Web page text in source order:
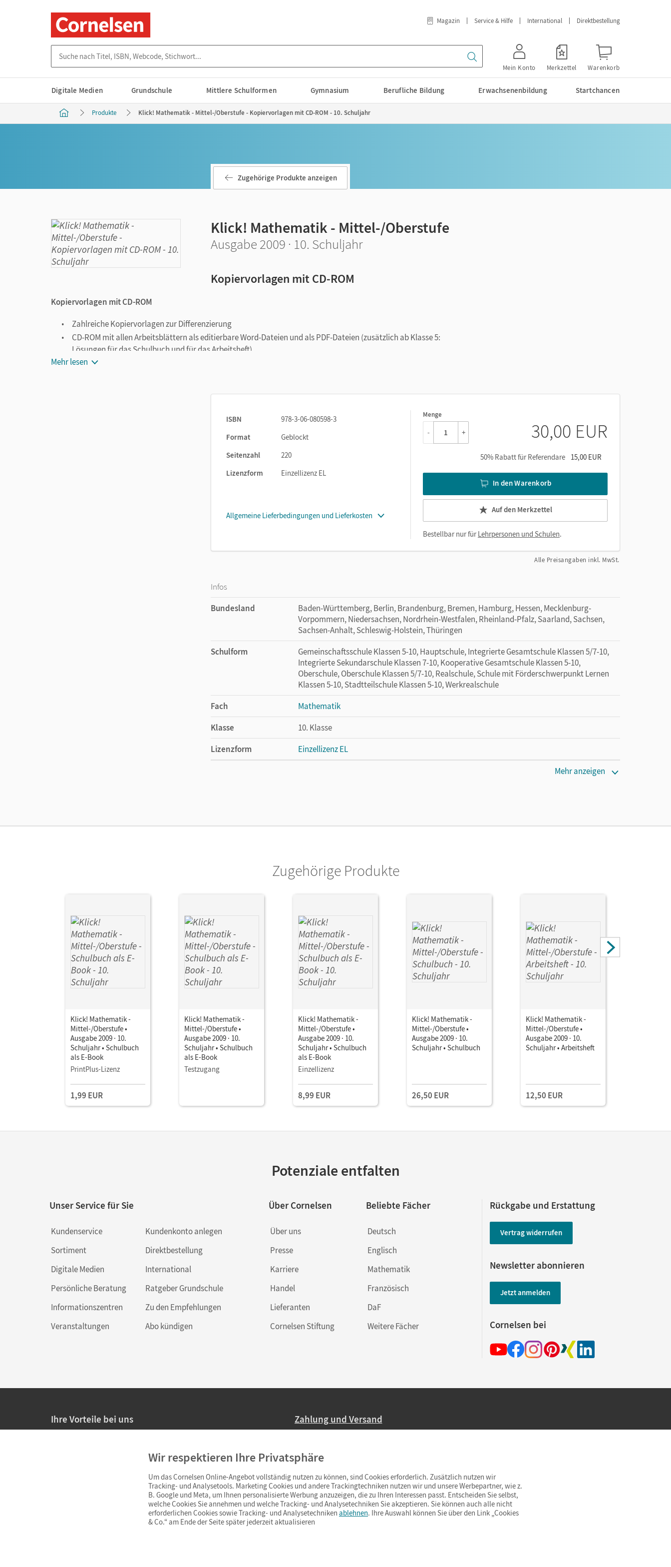
Magazin Service & Hilfe International Direktbestellung
Mein Konto Merkzettel Warenkorb
Digitale Medien Grundschule Mittlere Schulformen Gymnasium Berufliche Bildung Erwachsenenbildung Startchancen
Produkte Klick! Mathematik - Mittel-/Oberstufe - Kopiervorlagen mit CD-ROM - 10. Schuljahr
Zugehörige Produkte anzeigen
Klick! Mathematik - Mittel-/Oberstufe
Ausgabe 2009 · 10. Schuljahr
Kopiervorlagen mit CD-ROM
Kopiervorlagen mit CD-ROM
Zahlreiche Kopiervorlagen zur Differenzierung
CD-ROM mit allen Arbeitsblättern als editierbare Word-Dateien und als PDF-Dateien (zusätzlich ab Klasse 5:
Lösungen für das Schulbuch und für das Arbeitsheft)
Mehr lesen
ISBN
978-3-06-080598-3
Format
Geblockt
Seitenzahl
220
Lizenzform
Einzellizenz EL
Allgemeine Lieferbedingungen und Lieferkosten
Menge
1
- + 30,00 EUR
50% Rabatt für Referendare 15,00 EUR
In den Warenkorb
Auf den Merkzettel
Bestellbar nur fürLehrpersonen und Schulen.
Alle Preisangaben inkl. MwSt.
Infos
Bundesland
Baden-Württemberg, Berlin, Brandenburg, Bremen, Hamburg, Hessen, Mecklenburg-
Vorpommern, Niedersachsen, Nordrhein-Westfalen, Rheinland-Pfalz, Saarland, Sachsen,
Sachsen-Anhalt, Schleswig-Holstein, Thüringen
Schulform
Gemeinschaftsschule Klassen 5-10, Hauptschule, Integrierte Gesamtschule Klassen 5/7-10,
Integrierte Sekundarschule Klassen 7-10, Kooperative Gesamtschule Klassen 5-10,
Oberschule, Oberschule Klassen 5/7-10, Realschule, Schule mit Förderschwerpunkt Lernen
Klassen 5-10, Stadtteilschule Klassen 5-10, Werkrealschule
Fach
Mathematik
Klasse
10. Klasse
Lizenzform
Einzellizenz EL
Jacob, Daniel; Ledebur, Markus; Schönthaler, Sebastian; Wolf, Christina; Schwind, Naveen;
Mehr anzeigen
Zugehörige Produkte
Klick! Mathematik -
Mittel-/Oberstufe •
Ausgabe 2009 · 10.
Schuljahr • Schulbuch
als E-Book
PrintPlus-Lizenz
1,99 EUR
Klick! Mathematik -
Mittel-/Oberstufe •
Ausgabe 2009 · 10.
Schuljahr • Schulbuch
als E-Book
Testzugang
Klick! Mathematik -
Mittel-/Oberstufe •
Ausgabe 2009 · 10.
Schuljahr • Schulbuch
als E-Book
Einzellizenz
8,99 EUR
Klick! Mathematik -
Mittel-/Oberstufe •
Ausgabe 2009 · 10.
Schuljahr • Schulbuch
26,50 EUR
Klick! Mathematik -
Mittel-/Oberstufe •
Ausgabe 2009 · 10.
Schuljahr • Arbeitsheft
12,50 EUR
Potenziale entfalten
Unser Service für Sie
Kundenservice
Sortiment
Digitale Medien
Persönliche Beratung
Informationszentren
Veranstaltungen
Kundenkonto anlegen
Direktbestellung
International
Ratgeber Grundschule
Zu den Empfehlungen
Abo kündigen
Über Cornelsen
Über uns
Presse
Karriere
Handel
Lieferanten
Cornelsen Stiftung
Beliebte Fächer
Deutsch
Englisch
Mathematik
Französisch
DaF
Weitere Fächer
Rückgabe und Erstattung
Vertrag widerrufen
Newsletter abonnieren
Jetzt anmelden
Cornelsen bei
Ihre Vorteile bei uns
Persönliche Angebote für Lehrkräfte
Sicheres Einkaufen mit SSL-Verschlüsselung
Widerrufsfristvon 4 Wochen
Schnelle und einfache Retourenabwicklung
Zahlung und Versand
Ab 59,– EUR Bestellwert liefern wir versandkostenfrei innerhalb Deutschlands
(Lieferung in 3–6 Tagen).
Wir respektieren Ihre Privatsphäre
Um das Cornelsen Online-Angebot vollständig nutzen zu können, sind Cookies erforderlich. Zusätzlich nutzen wir
Tracking- und Analysetools. Marketing Cookies und andere Trackingtechniken nutzen wir und unsere Werbepartner, wie z.
B. Google und Meta, um Ihnen personalisierte Werbung anzuzeigen, die zu Ihren Interessen passt. Entscheiden Sie selbst,
welche Cookies Sie annehmen und welche Tracking- und Analysetechniken Sie akzeptieren. Sie können auch alle nicht
erforderlichen Cookies sowie Tracking- und Analysetechniken ablehnen. Ihre Auswahl können Sie über den Link „Cookies
& Co.“ am Ende der Seite später jederzeit aktualisieren